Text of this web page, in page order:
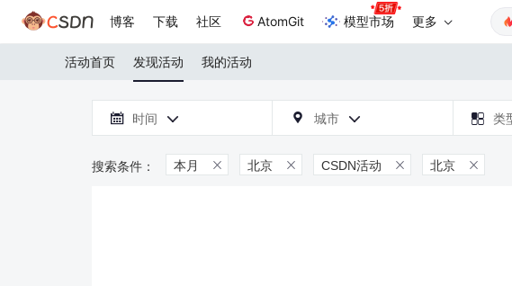
博客 下载 社区 AtomGit 模型市场 更多
活动首页 发现活动 我的活动
 时间   城市   类
本月  北京  CSDN活动  北京 